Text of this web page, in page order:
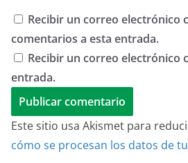
Recibir un correo electrónico
comentarios a esta entrada.
Recibir un correo electrónico
entrada.
Este sitio usa Akismet para
cómo se procesan los datos de